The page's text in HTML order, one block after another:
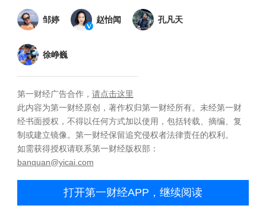
邹婷 赵怡闻 孔凡天
徐峥巍
第一财经广告合作， 请点击这里
此内容为第一财经原创，著作权归第一财经所有。未经第一财
经书面授权，不得以任何方式加以使用，包括转载、摘编、复
制或建立镜像。第一财经保留追究侵权者法律责任的权利。
如需获得授权请联系第一财经版权部：
banquan@yicai.com
打开第一财经APP，继续阅读